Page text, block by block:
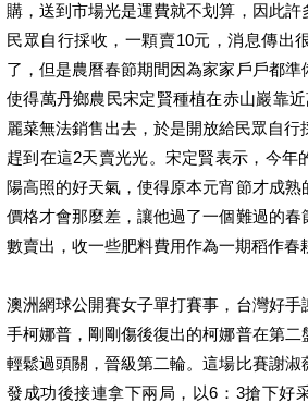
購，送到市場光是運費就不划算，因此許
民眾自行採收，一顆賣10元，消息傳出
了，但是農曆春節期間因為家家戶戶都準
使得萬丹鄉農民宋定賢種植在赤山巖靠
麗菜無法銷售出去，於是開放給民眾自行
趕到在這2天賣光光。宋定賢表示，今年
陽高照的好天氣，使得原本元宵節才成熟
價格才會那麼差，讓他過了一個難過的春
數賣出，收一些肥料費用作為一期稻作春
澳洲網球公開賽女子單打賽事，台灣好
手柯娜普，剛剛傷後復出的柯娜普在第
輕鬆過頭關，晉級第二輪。這場比賽謝淑
發成功後接連拿下兩局，以6：3搶下好